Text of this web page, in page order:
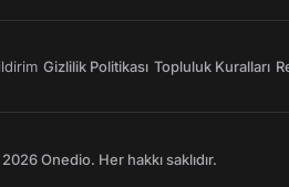
Gizlilik Politikası Topluluk Kuralları
Onedio. Her hakkı saklıdır.